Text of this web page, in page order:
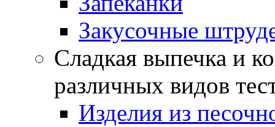
Закусочные
Сладкая выпечка и
различных видов
Изделия из